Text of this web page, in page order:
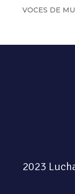
VOCES DE
2023